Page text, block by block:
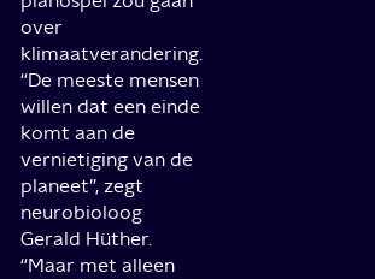
over
klimaatverandering.
“De meeste mensen
willen dat een einde
komt aan de
vernietiging van de
planeet”, zegt
neurobioloog
Gerald Hüther.
“Maar met alleen